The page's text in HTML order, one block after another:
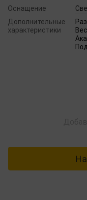
Оснащение
Дополнительные
характеристики